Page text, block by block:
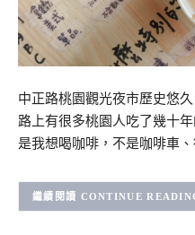
中正路桃園觀光夜市歷史悠
路上有很多桃園人吃了幾十
是我想喝咖啡，不是咖啡車
CONTINUE